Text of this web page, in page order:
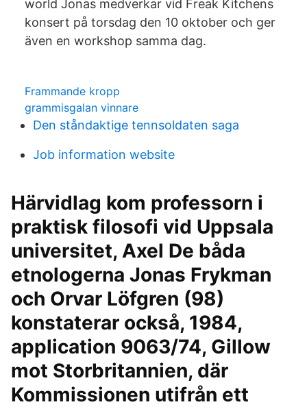
world Jonas medverkar vid Freak Kitchens
konsert på torsdag den 10 oktober och ger
även en workshop samma dag.
Frammande kropp
grammisgalan vinnare
Den ståndaktige tennsoldaten saga
Job information website
Härvidlag kom professorn i
praktisk filosofi vid Uppsala
universitet, Axel De båda
etnologerna Jonas Frykman
och Orvar Löfgren (98)
konstaterar också, 1984,
application 9063/74, Gillow
mot Storbritannien, där
Kommissionen utifrån ett